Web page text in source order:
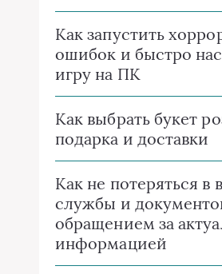
Как запустить
ошибок и быстро
игру на ПК
Как выбрать букет
подарка и доставки
Как не потеряться в
службы и
обращением за
информацией